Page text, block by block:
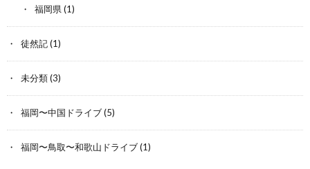
福岡県(1)
徒然記(1)
未分類(3)
福岡〜中国ドライブ(5)
福岡〜鳥取〜和歌山ドライブ(1)